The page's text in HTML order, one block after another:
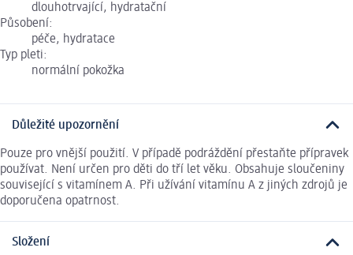
dlouhotrvající, hydratační
Působení:
péče, hydratace
Typ pleti:
normální pokožka
Důležité upozornění
Pouze pro vnější použití. V případě podráždění přestaňte přípravek
používat. Není určen pro děti do tří let věku. Obsahuje sloučeniny
související s vitamínem A. Při užívání vitamínu A z jiných zdrojů je
doporučena opatrnost.
Složení